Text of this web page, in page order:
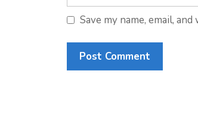
Save my name, email,